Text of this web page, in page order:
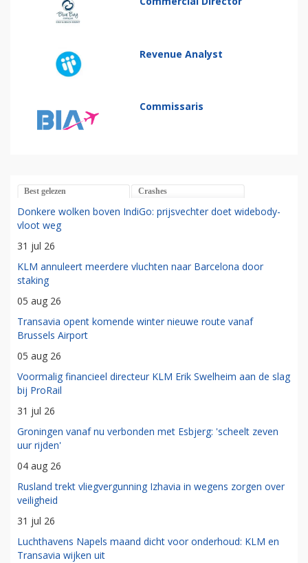
Revenue Analyst
Commissaris
Best gelezen Crashes
Donkere wolken boven IndiGo: prijsvechter doet widebody-
vloot weg
31 jul 26
KLM annuleert meerdere vluchten naar Barcelona door
staking
05 aug 26
Transavia opent komende winter nieuwe route vanaf
Brussels Airport
05 aug 26
Voormalig financieel directeur KLM Erik Swelheim aan de slag
bij ProRail
31 jul 26
Groningen vanaf nu verbonden met Esbjerg: 'scheelt zeven
uur rijden'
04 aug 26
Rusland trekt vliegvergunning Izhavia in wegens zorgen over
veiligheid
31 jul 26
Luchthavens Napels maand dicht voor onderhoud: KLM en
Transavia wijken uit